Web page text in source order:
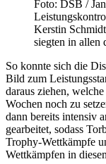
Foto: DSB /
Kerstin
siegten in allen
So konnte sich die
Bild zum
daraus ziehen,
Wochen noch zu
dann bereits intensiv
gearbeitet, sodass
Trophy-Wettkämpfe
Wettkämpfen in